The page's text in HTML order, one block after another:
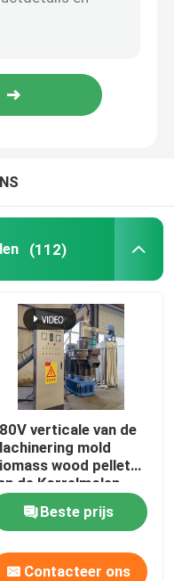
(112)
verticale van de
mold
wood pellet
de Korrelmolen
412mm
Beste prijs
Contacteer ons